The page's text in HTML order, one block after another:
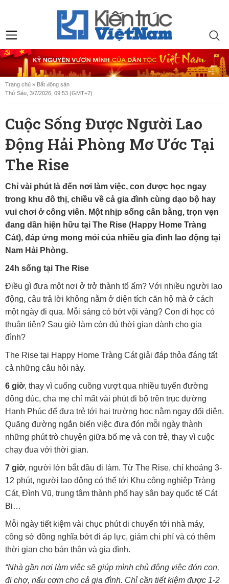
Trang chủ » Bất động sản
Thứ Sáu, 3/7/2026, 09:53 (GMT+7)
Cuộc Sống Được Người Lao
Động Hải Phòng Mơ Ước Tại
The Rise
Chỉ vài phút là đến nơi làm việc, con được học ngay
trong khu đô thị, chiều về cả gia đình cùng dạo bộ hay
vui chơi ở công viên. Một nhịp sống cân bằng, trọn vẹn
đang dần hiện hữu tại The Rise (Happy Home Tràng
Cát), đáp ứng mong mỏi của nhiều gia đình lao động tại
Nam Hải Phòng.
24h sống tại The Rise
Điều gì đưa một nơi ở trở thành tổ ấm? Với nhiều người lao
động, câu trả lời không nằm ở diện tích căn hộ mà ở cách
một ngày đi qua. Mỗi sáng có bớt vội vàng? Con đi học có
thuận tiện? Sau giờ làm còn đủ thời gian dành cho gia
đình?
The Rise tại Happy Home Tràng Cát giải đáp thỏa đáng tất
cả những câu hỏi này.
6 giờ, thay vì cuống cuồng vượt qua nhiều tuyến đường
đông đúc, cha mẹ chỉ mất vài phút đi bộ trên trục đường
Hạnh Phúc để đưa trẻ tới hai trường học nằm ngay đối diện.
Quãng đường ngắn biến việc đưa đón mỗi ngày thành
những phút trò chuyện giữa bố mẹ và con trẻ, thay vì cuộc
chạy đua với thời gian.
7 giờ, người lớn bắt đầu đi làm. Từ The Rise, chỉ khoảng 3-
12 phút, người lao động có thể tới Khu công nghiệp Tràng
Cát, Đình Vũ, trung tâm thành phố hay sân bay quốc tế Cát
Bi…
Mỗi ngày tiết kiệm vài chục phút di chuyển tới nhà máy,
công sở đồng nghĩa bớt đi áp lực, giảm chi phí và có thêm
thời gian cho bản thân và gia đình.
“Nhà gần nơi làm việc sẽ giúp mình chủ động việc đón con,
đi chợ, nấu cơm cho cả gia đình. Chỉ cần tiết kiệm được 1-2